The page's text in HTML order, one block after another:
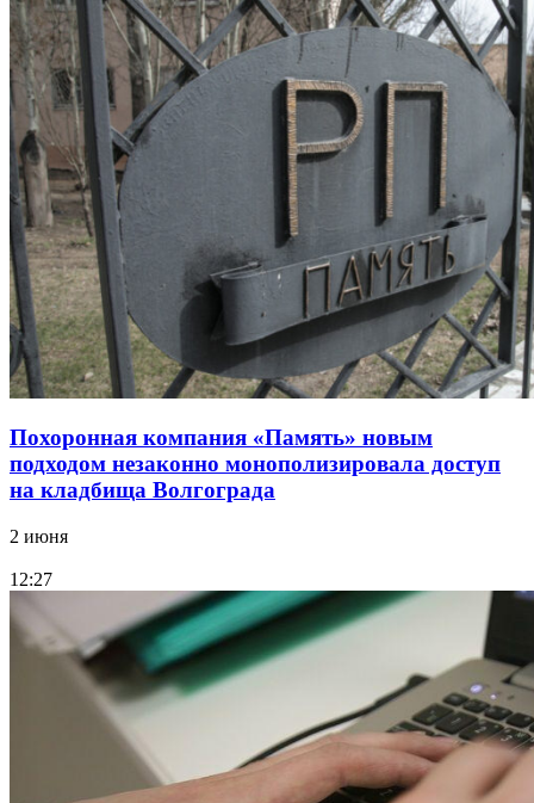
Похоронная компания «Память» новым
подходом незаконно монополизировала доступ
на кладбища Волгограда
2 июня
12:27